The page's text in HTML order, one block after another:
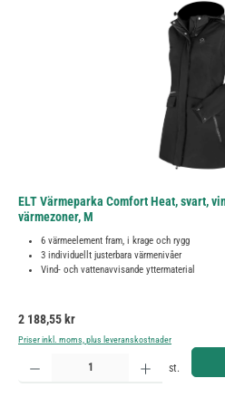
ELT Värmeparka Comfort Heat, svart,
värmezoner, M
6 värmeelement fram, i krage och rygg
3 individuellt justerbara värmenivåer
Vind- och vattenavvisande yttermaterial
Ordinarie pris:
2 188,55 kr
Priser inkl. moms, plus leveranskostnader
Produktkvantitet: Ange önskat belopp eller använd
st.